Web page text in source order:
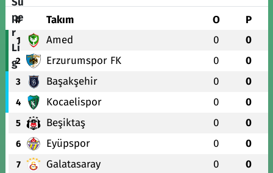
# Takım O P
1 Amed 0 0
2 Erzurumspor FK 0 0
3 Başakşehir 0 0
4 Kocaelispor 0 0
5 Beşiktaş 0 0
6 Eyüpspor 0 0
7 Galatasaray 0 0